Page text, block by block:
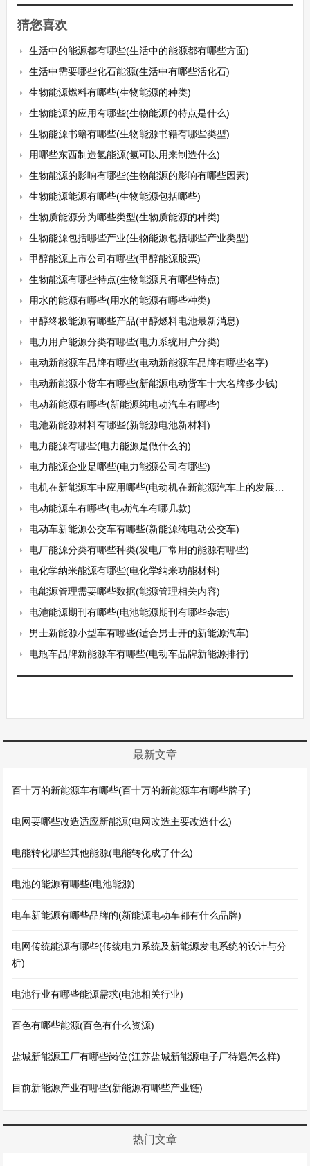
猜您喜欢
生活中的能源都有哪些(生活中的能源都有哪些方面)
生活中需要哪些化石能源(生活中有哪些活化石)
生物能源燃料有哪些(生物能源的种类)
生物能源的应用有哪些(生物能源的特点是什么)
生物能源书籍有哪些(生物能源书籍有哪些类型)
用哪些东西制造氢能源(氢可以用来制造什么)
生物能源的影响有哪些(生物能源的影响有哪些因素)
生物能源能源有哪些(生物能源包括哪些)
生物质能源分为哪些类型(生物质能源的种类)
生物能源包括哪些产业(生物能源包括哪些产业类型)
甲醇能源上市公司有哪些(甲醇能源股票)
生物能源有哪些特点(生物能源具有哪些特点)
用水的能源有哪些(用水的能源有哪些种类)
甲醇终极能源有哪些产品(甲醇燃料电池最新消息)
电力用户能源分类有哪些(电力系统用户分类)
电动新能源车品牌有哪些(电动新能源车品牌有哪些名字)
电动新能源小货车有哪些(新能源电动货车十大名牌多少钱)
电动新能源有哪些(新能源纯电动汽车有哪些)
电池新能源材料有哪些(新能源电池新材料)
电力能源有哪些(电力能源是做什么的)
电力能源企业是哪些(电力能源公司有哪些)
电机在新能源车中应用哪些(电动机在新能源汽车上的发展与方向论文)
电动能源车有哪些(电动汽车有哪几款)
电动车新能源公交车有哪些(新能源纯电动公交车)
电厂能源分类有哪些种类(发电厂常用的能源有哪些)
电化学纳米能源有哪些(电化学纳米功能材料)
电能源管理需要哪些数据(能源管理相关内容)
电池能源期刊有哪些(电池能源期刊有哪些杂志)
男士新能源小型车有哪些(适合男士开的新能源汽车)
电瓶车品牌新能源车有哪些(电动车品牌新能源排行)
最新文章
百十万的新能源车有哪些(百十万的新能源车有哪些牌子)
电网要哪些改造适应新能源(电网改造主要改造什么)
电能转化哪些其他能源(电能转化成了什么)
电池的能源有哪些(电池能源)
电车新能源有哪些品牌的(新能源电动车都有什么品牌)
电网传统能源有哪些(传统电力系统及新能源发电系统的设计与分
析)
电池行业有哪些能源需求(电池相关行业)
百色有哪些能源(百色有什么资源)
盐城新能源工厂有哪些岗位(江苏盐城新能源电子厂待遇怎么样)
目前新能源产业有哪些(新能源有哪些产业链)
热门文章